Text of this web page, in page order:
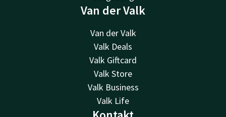
Van der Valk
Van der Valk
Valk Deals
Valk Giftcard
Valk Store
Valk Business
Valk Life